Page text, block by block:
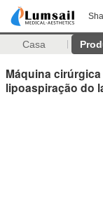
Casa
Máquina
lipoaspiração do